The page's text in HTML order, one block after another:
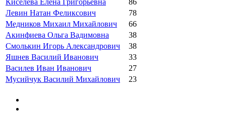
Левин Натан Феликсович
78
Медников Михаил Михайлович
66
Акинфиева Ольга Вадимовна
38
Смолькин Игорь Александрович
38
Яшнев Василий Иванович
33
Василев Иван Иванович
27
Мусийчук Василий Михайлович
23